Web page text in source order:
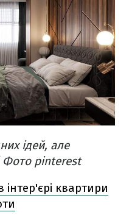
ідей, але
Фото pinterest
інтер'єрі квартири